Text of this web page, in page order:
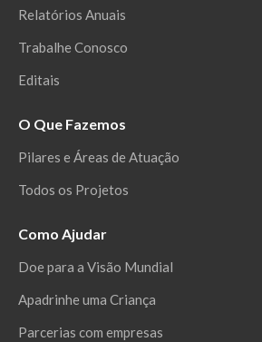
Relatórios Anuais
Trabalhe Conosco
Editais
O Que Fazemos
Pilares e Áreas de Atuação
Todos os Projetos
Como Ajudar
Doe para a Visão Mundial
Apadrinhe uma Criança
Parcerias com empresas